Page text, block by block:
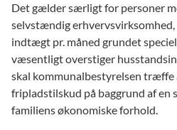
Det gælder særligt for personer
selvstændig erhvervsvirksomhed,
indtægt pr. måned grundet
væsentligt overstiger
skal kommunalbestyrelsen træffe
fripladstilskud på baggrund af en
familiens økonomiske forhold.